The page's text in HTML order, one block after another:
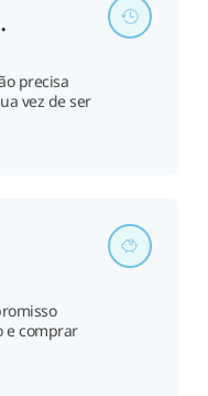
precisa
vez de ser
e comprar